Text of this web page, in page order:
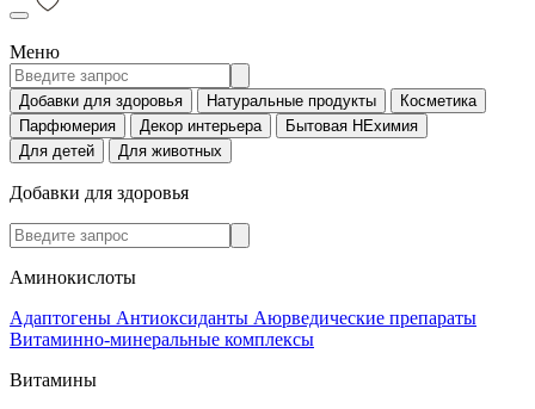
Меню
Добавки для здоровья Натуральные продукты
Косметика
Парфюмерия
Декор интерьера
Бытовая НЕхимия
Для детей
Для животных
Добавки для здоровья
Аминокислоты
Адаптогены Антиоксиданты Аюрведические препараты
Витаминно-минеральные комплексы
Витамины